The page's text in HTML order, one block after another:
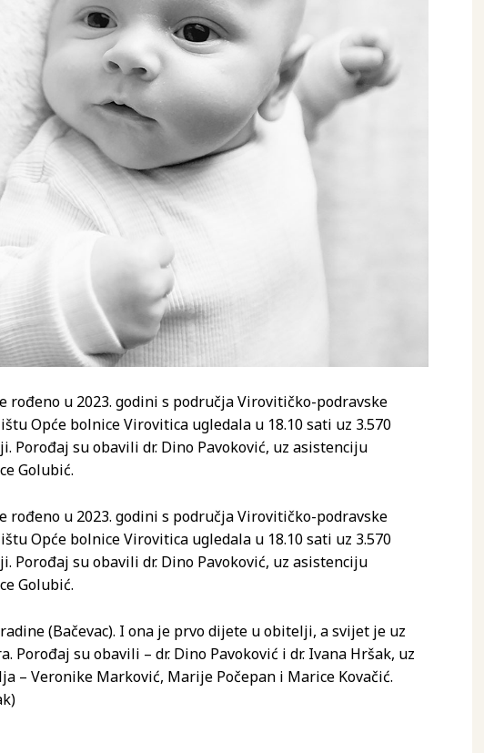
rođeno u 2023. godini s područja Virovitičko-podravske
Opće bolnice Virovitica ugledala u 18.10 sati uz 3.570
Porođaj su obavili dr. Dino Pavoković, uz asistenciju
Golubić.
rođeno u 2023. godini s područja Virovitičko-podravske
Opće bolnice Virovitica ugledala u 18.10 sati uz 3.570
Porođaj su obavili dr. Dino Pavoković, uz asistenciju
Golubić.
(Bačevac). I ona je prvo dijete u obitelji, a svijet je uz
Porođaj su obavili – dr. Dino Pavoković i dr. Ivana Hršak, uz
– Veronike Marković, Marije Počepan i Marice Kovačić.